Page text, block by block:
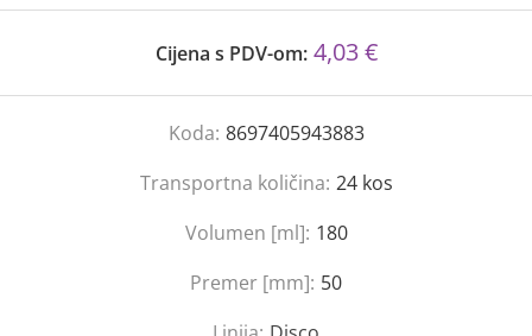
Cijena s PDV-om: 4,03 €
Koda: 8697405943883
Transportna količina: 24 kos
Volumen [ml]: 180
Premer [mm]: 50